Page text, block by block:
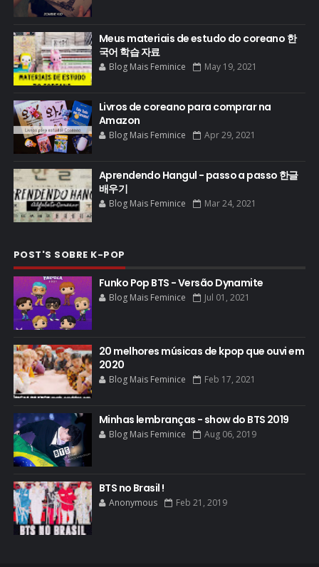
Meus materiais de estudo do coreano 한
국어 학습 자료
Blog Mais Feminice May 19, 2021
Livros de coreano para comprar na
Amazon
Blog Mais Feminice Apr 29, 2021
Aprendendo Hangul - passo a passo 한글
배우기
Blog Mais Feminice Mar 24, 2021
POST'S SOBRE K-POP
Funko Pop BTS - Versão Dynamite
Blog Mais Feminice Jul 01, 2021
20 melhores músicas de kpop que ouvi em
2020
Blog Mais Feminice Feb 17, 2021
Minhas lembranças - show do BTS 2019
Blog Mais Feminice Aug 06, 2019
BTS no Brasil !
Anonymous Feb 21, 2019